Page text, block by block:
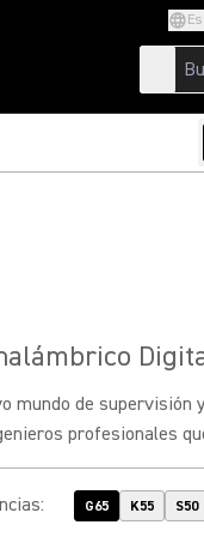
mundo de supervisión
profesionales
: G65 K55 S50